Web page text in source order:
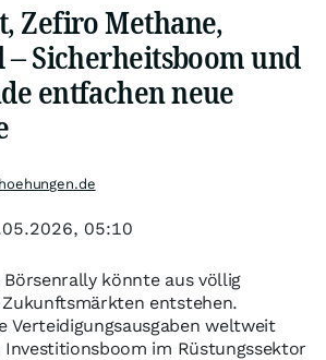
Zefiro Methane,
Sicherheitsboom und
entfachen neue
könnte aus völlig
entstehen.
Verteidigungsausgaben weltweit
im Rüstungssektor
05:10